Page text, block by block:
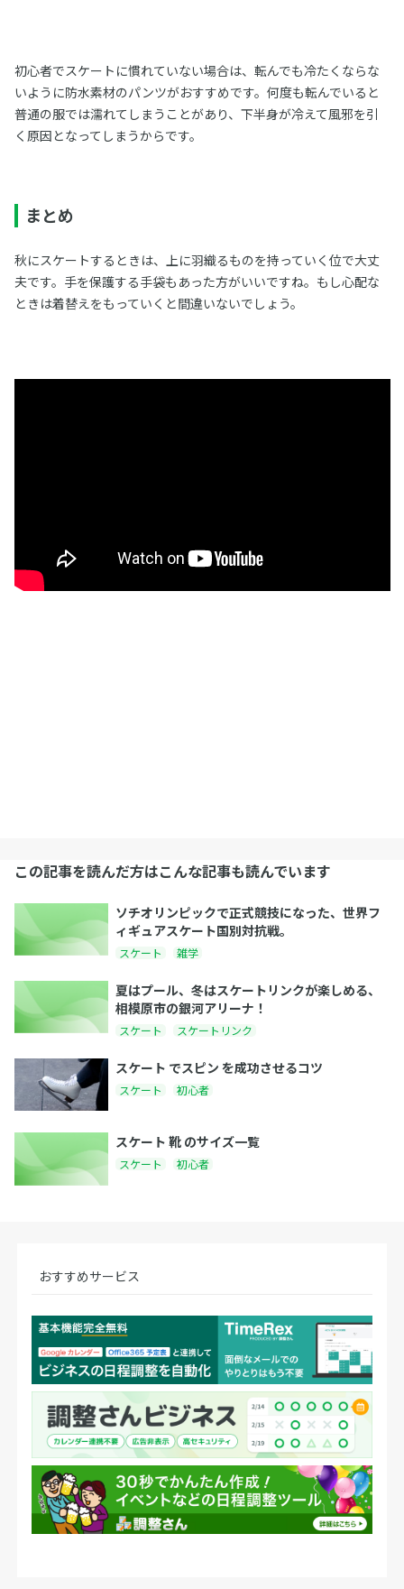
初心者でスケートに慣れていない場合は、転んでも冷たくならな
いように防水素材のパンツがおすすめです。何度も転んでいると
普通の服では濡れてしまうことがあり、下半身が冷えて風邪を引
く原因となってしまうからです。
まとめ
秋にスケートするときは、上に羽織るものを持っていく位で大丈
夫です。手を保護する手袋もあった方がいいですね。もし心配な
ときは着替えをもっていくと間違いないでしょう。
この記事を読んだ方はこんな記事も読んでいます
ソチオリンピックで正式競技になった、世界フ
ィギュアスケート国別対抗戦。
スケート 雑学
夏はプール、冬はスケートリンクが楽しめる、
相模原市の銀河アリーナ！
スケート スケートリンク
スケート でスピン を成功させるコツ
スケート 初心者
スケート 靴 のサイズ一覧
スケート 初心者
おすすめサービス